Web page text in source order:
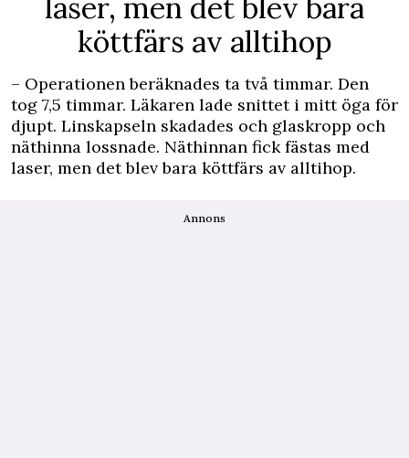
laser, men det blev bara
köttfärs av alltihop
– Operationen beräknades ta två timmar. Den
tog 7,5 timmar. Läkaren lade snittet i mitt öga för
djupt. Linskapseln skadades och glaskropp och
näthinna lossnade. Näthinnan fick fästas med
laser, men det blev bara köttfärs av alltihop.
Annons